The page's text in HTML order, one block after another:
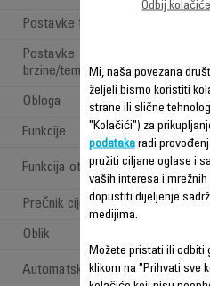
Postavke temperature
Postavke
brzine/temperature
Obloga
Funkcije
Funkcija otpuštanja lokni
Prečnik cijevi
Oblik
Automatsko rotiranje
Mi, naša povezana
željeli bismo koristiti
strane ili slične
"Kolačići") za
podatakaradi
pružiti ciljane oglase i
vaših interesa i
dopustiti dijeljenje
medijima.
Možete pristati ili odbiti
klikom na "Prihvati sve
Odbij